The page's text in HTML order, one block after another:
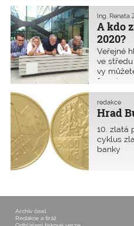
A kdo
2020?
Ing. Renata
Veřejné
ve středu
vy
čtvrtek
Praze.
tradičně
Hrad
redakce
10. zlatá
cyklus
banky
Archiv čísel
Redakce a tiráž